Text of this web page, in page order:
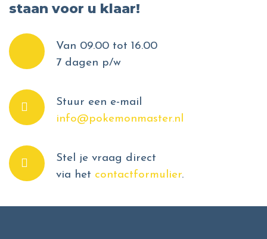
staan voor u klaar!
Van 09.00 tot 16.00
7 dagen p/w
Stuur een e-mail
info@pokemonmaster.nl
Stel je vraag direct
via het contactformulier.